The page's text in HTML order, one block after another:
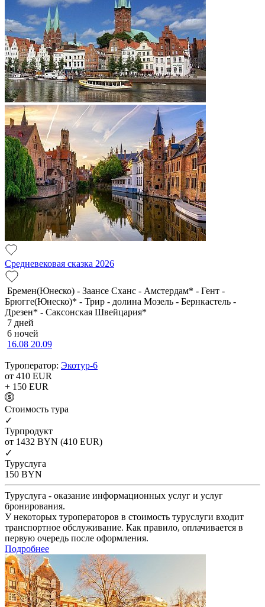
Средневековая сказка 2026
Бремен(Юнеско) - Заансе Сханс - Амстердам* - Гент -
Брюгге(Юнеско)* - Трир - долина Мозель - Бернкастель -
Дрезен* - Саксонская Швейцария*
7 дней
6 ночей
16.08 20.09
Туроператор: Экотур-6
от 410 EUR
+ 150 EUR
Cтоимость тура
✓
Турпродукт
от 1432 BYN (410 EUR)
✓
Туруслуга
150 BYN
Туруслуга - оказание информационных услуг и услуг
бронирования.
У некоторых туроператоров в стоимость туруслуги входит
транспортное обслуживание. Как правило, оплачивается в
первую очередь после оформления.
Подробнее